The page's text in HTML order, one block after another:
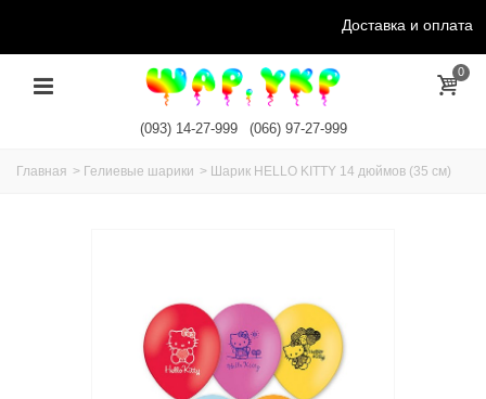
Доставка и оплата
0
(093) 14-27-999 (066) 97-27-999
Главная > Гелиевые шарики > Шарик HELLO KITTY 14 дюймов (35 см)